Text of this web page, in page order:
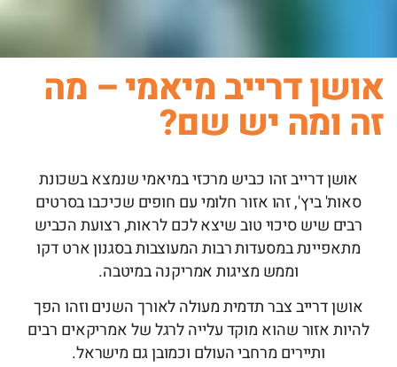
אושן דרייב מיאמי – מה
זה ומה יש שם?
אושן דרייב זהו כביש מרכזי במיאמי שנמצא בשכונת
סאות' ביץ', זהו אזור חלומי עם חופים שכיכבו בסרטים
רבים שיש סיכוי טוב שיצא לכם לראות, רצועת הכביש
מתאפיינת במסעדות רבות המעוצבות בסגנון ארט דקו
וממש מציגות אמריקנה במיטבה.
אושן דרייב צבר תדמית מעולה לאורך השנים וזהו הפך
להיות אזור שהוא מוקד עלייה לרגל של אמריקאים רבים
ותיירים מרחבי העולם וכמובן גם מישראל.